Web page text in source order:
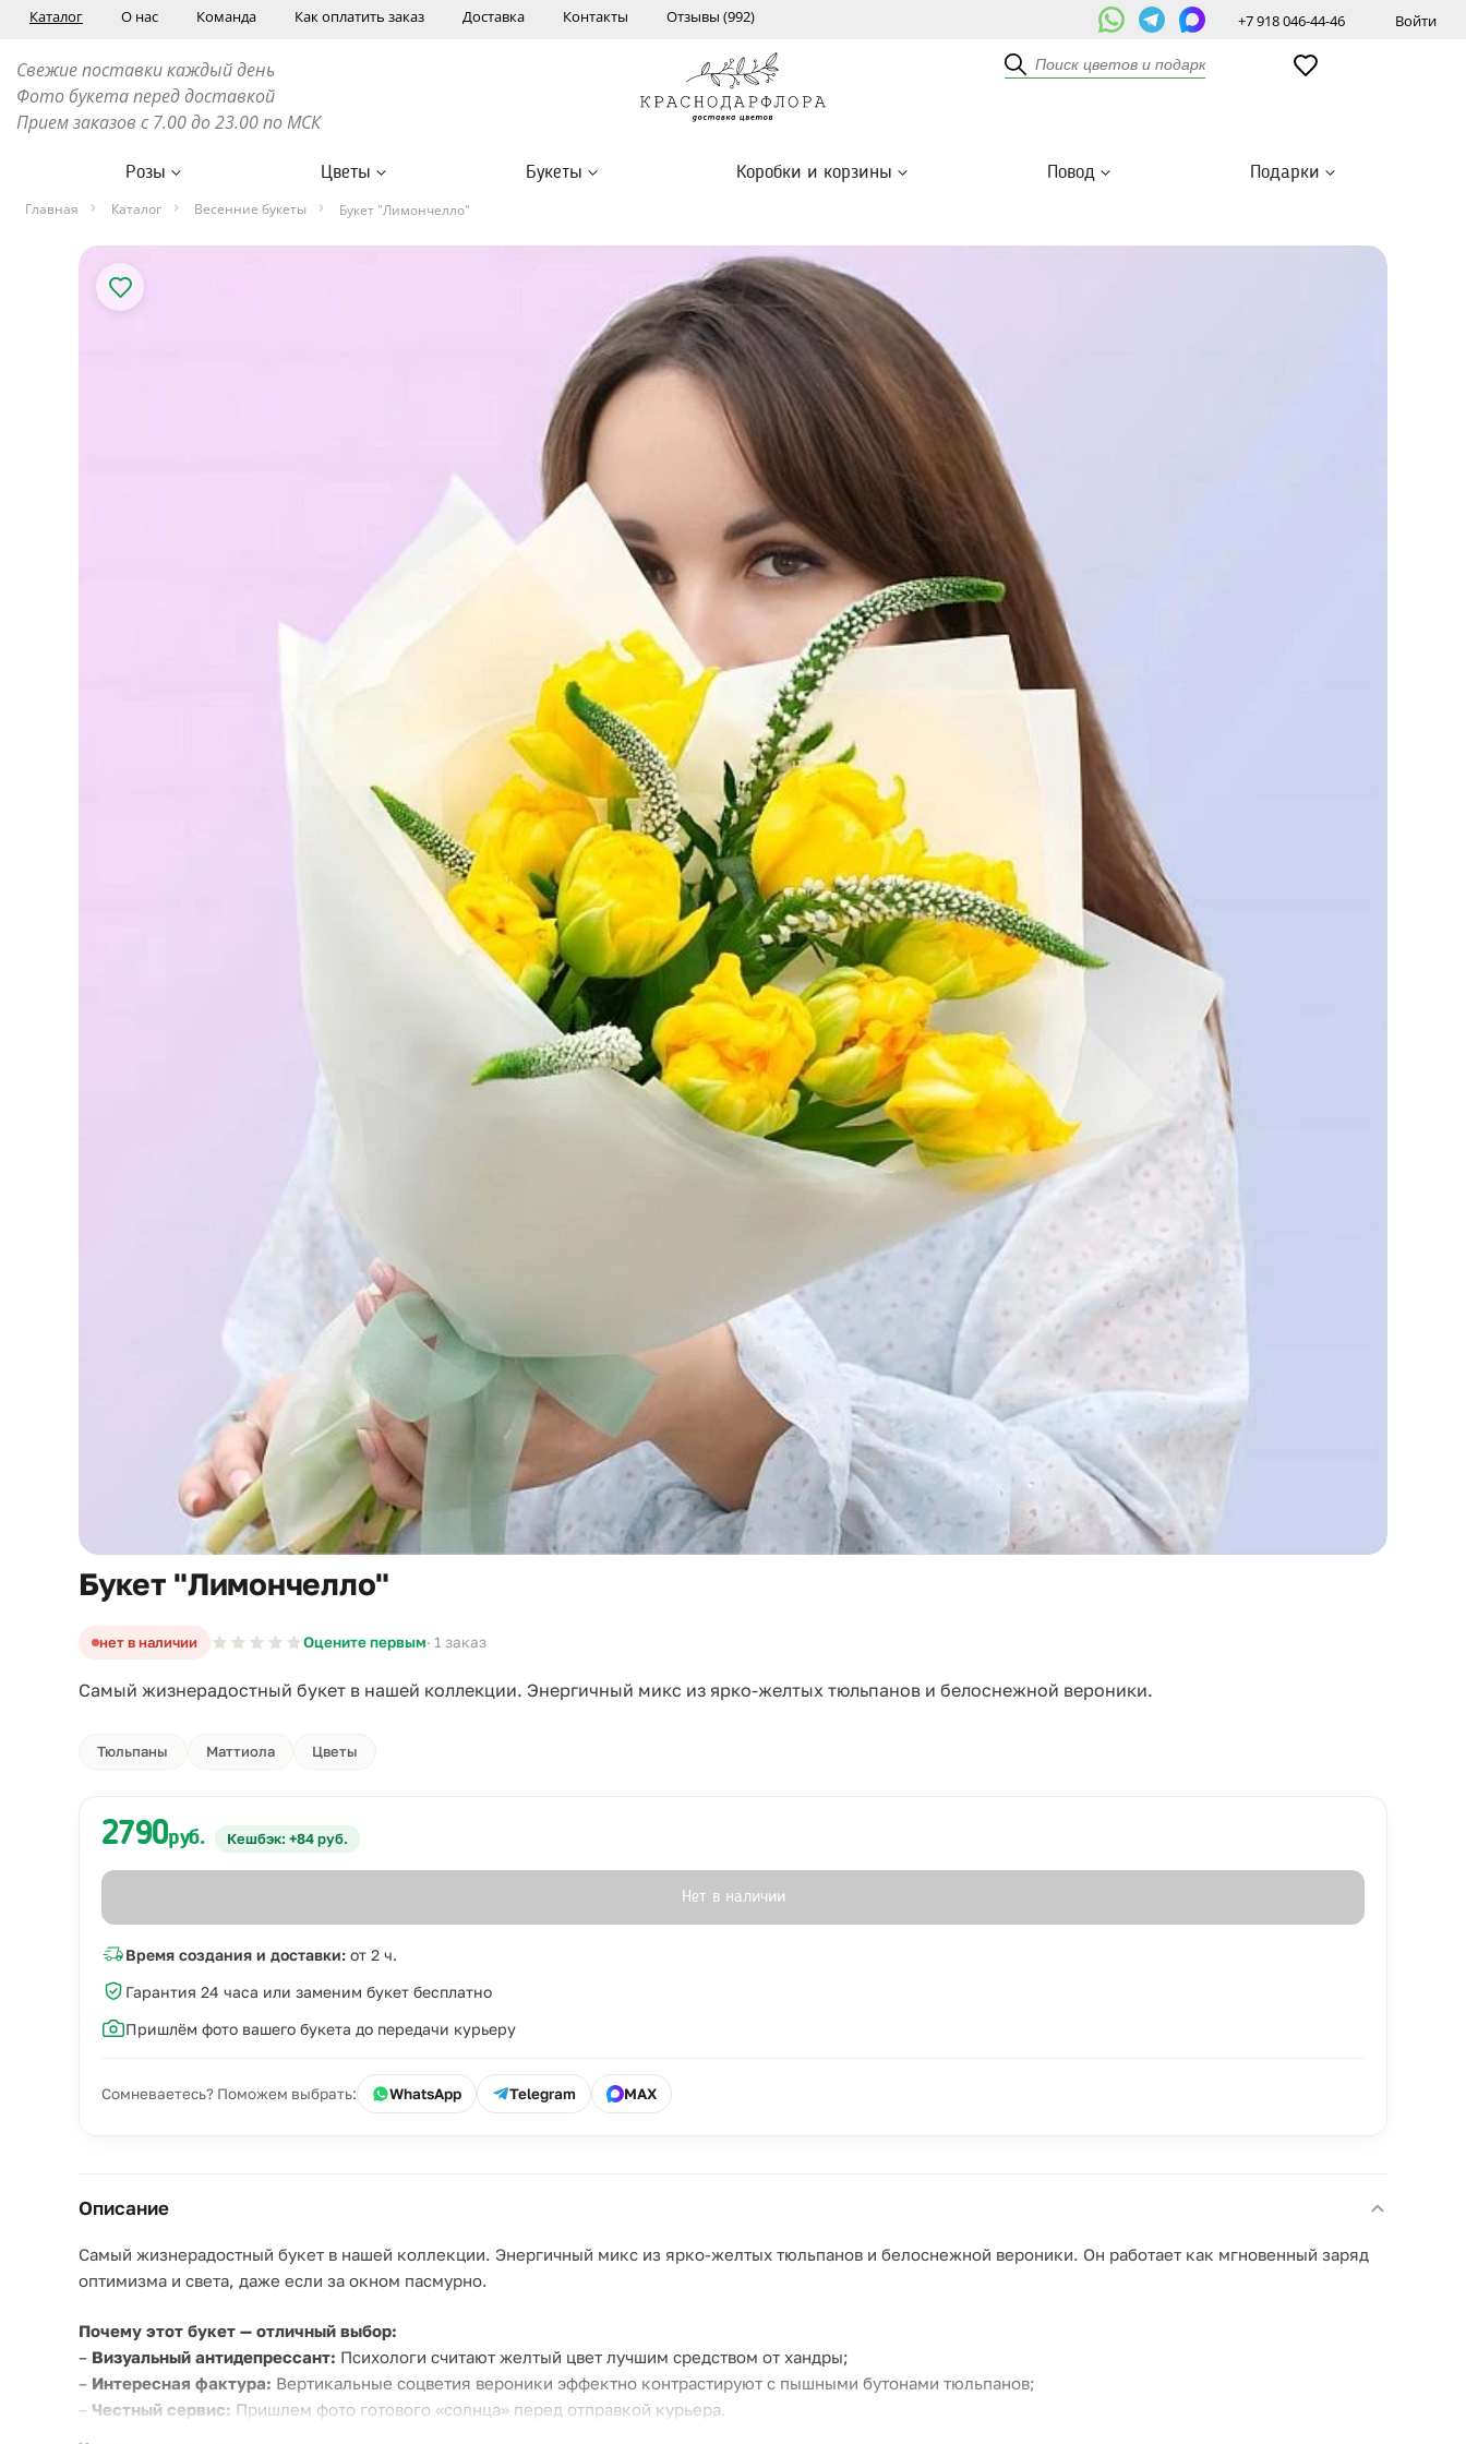
Каталог О нас Команда Как оплатить заказ Доставка Контакты Отзывы (992) +7 918 046-44-46 Войти
Свежие поставки каждый день
Фото букета перед доставкой
Прием заказов с 7.00 до 23.00 по МСК
Розы Цветы Букеты Коробки и корзины Повод Подарки
Главная Каталог Весенние букеты Букет "Лимончелло"
Букет "Лимончелло"
нет в наличии Оцените первым· 1 заказ
Самый жизнерадостный букет в нашей коллекции. Энергичный микс из ярко-желтых тюльпанов и белоснежной вероники.
Тюльпаны Маттиола Цветы
2790руб. Кешбэк: +84 руб.
Нет в наличии
Время создания и доставки: от 2 ч.
Гарантия 24 часа или заменим букет бесплатно
Пришлём фото вашего букета до передачи курьеру
Сомневаетесь? Поможем выбрать: WhatsApp Telegram MAX
Описание
Самый жизнерадостный букет в нашей коллекции. Энергичный микс из ярко-желтых тюльпанов и белоснежной вероники. Он работает как мгновенный заряд
оптимизма и света, даже если за окном пасмурно.
Почему этот букет — отличный выбор:
– Визуальный антидепрессант: Психологи считают желтый цвет лучшим средством от хандры;
– Интересная фактура: Вертикальные соцветия вероники эффектно контрастируют с пышными бутонами тюльпанов;
– Честный сервис: Пришлем фото готового «солнца» перед отправкой курьера.